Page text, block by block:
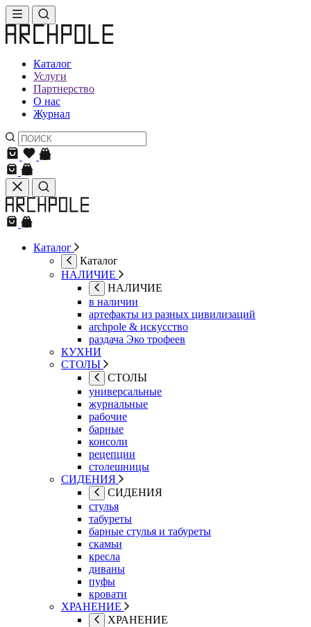
Каталог
Услуги
Партнерство
О нас
Журнал
Каталог
Каталог
НАЛИЧИЕ
НАЛИЧИЕ
в наличии
артефакты из разных цивилизаций
archpole & искусство
раздача Эко трофеев
КУХНИ
СТОЛЫ
СТОЛЫ
универсальные
журнальные
рабочие
барные
консоли
рецепции
столешницы
СИДЕНИЯ
СИДЕНИЯ
стулья
табуреты
барные стулья и табуреты
скамьи
кресла
диваны
пуфы
кровати
ХРАНЕНИЕ
ХРАНЕНИЕ